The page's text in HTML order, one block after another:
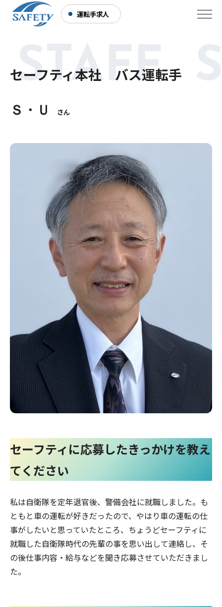
運転手求人
セーフティ本社 バス運転手
Ｓ・Ｕ さん
セーフティに応募したきっかけを教え
てください
私は自衛隊を定年退官後、警備会社に就職しました。も
ともと車の運転が好きだったので、やはり車の運転の仕
事がしたいと思っていたところ、ちょうどセーフティに
就職した自衛隊時代の先輩の事を思い出して連絡し、そ
の後仕事内容・給与などを聞き応募させていただきまし
た。